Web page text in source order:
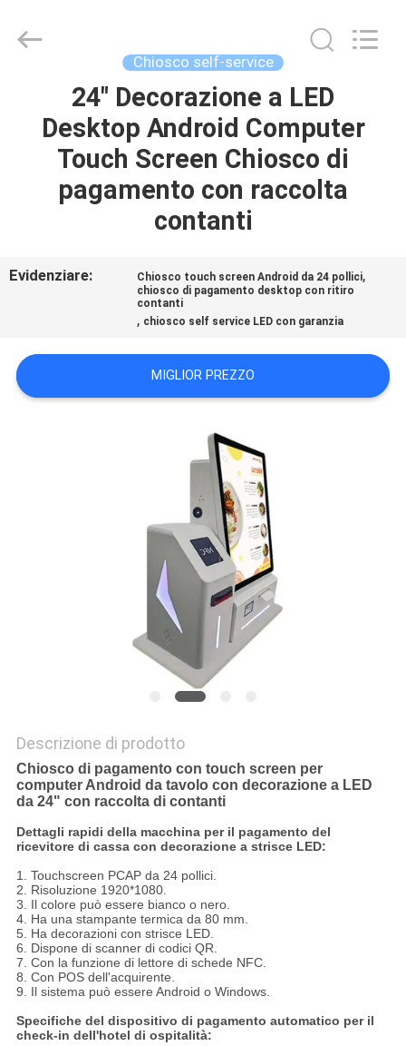
CASA.
PRODOTTI
NOI
ALLA
FABBRICA
CHIEDI UN
PREVENTIVO
SITEMAP
POLITICA
SULLA
PRIVACY
Interactive
Technology
Chiosco self-service
24" Decorazione a LED
Desktop Android Computer
Touch Screen Chiosco di
pagamento con raccolta
contanti
Evidenziare: Chiosco touch screen Android da 24 pollici,
chiosco di pagamento desktop con ritiro
contanti
, chiosco self service LED con garanzia
MIGLIOR PREZZO
Descrizione di prodotto
Chiosco di pagamento con touch screen per
computer Android da tavolo con decorazione a LED
da 24" con raccolta di contanti
Dettagli rapidi della macchina per il pagamento del
ricevitore di cassa con decorazione a strisce LED:
1. Touchscreen PCAP da 24 pollici.
2. Risoluzione 1920*1080.
3. Il colore può essere bianco o nero.
4. Ha una stampante termica da 80 mm.
5. Ha decorazioni con strisce LED.
6. Dispone di scanner di codici QR.
7. Con la funzione di lettore di schede NFC.
8. Con POS dell'acquirente.
9. Il sistema può essere Android o Windows.
Specifiche del dispositivo di pagamento automatico per il
check-in dell'hotel di ospitalità: